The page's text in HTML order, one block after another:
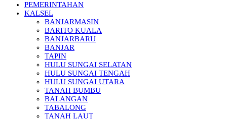
PEMERINTAHAN
KALSEL
BANJARMASIN
BARITO KUALA
BANJARBARU
BANJAR
TAPIN
HULU SUNGAI SELATAN
HULU SUNGAI TENGAH
HULU SUNGAI UTARA
TANAH BUMBU
BALANGAN
TABALONG
TANAH LAUT